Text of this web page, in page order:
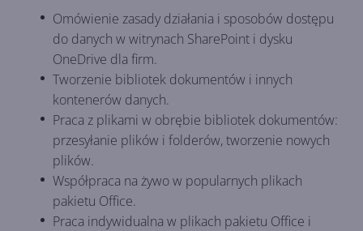
Omówienie zasady działania i sposobów dostępu
do danych w witrynach SharePoint i dysku
OneDrive dla firm.
Tworzenie bibliotek dokumentów i innych
kontenerów danych.
Praca z plikami w obrębie bibliotek dokumentów:
przesyłanie plików i folderów, tworzenie nowych
plików.
Współpraca na żywo w popularnych plikach
pakietu Office.
Praca indywidualna w plikach pakietu Office i